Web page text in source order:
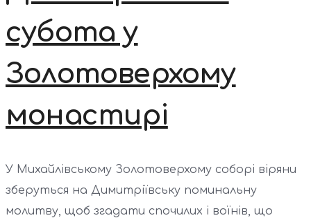
субота у
Золотоверхому
монастирі
У Михайлівському Золотоверхому соборі віряни
зберуться на Димитріївську поминальну
молитву, щоб згадати спочилих і воїнів, що